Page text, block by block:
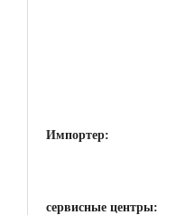
Импортер:
сервисные центры: